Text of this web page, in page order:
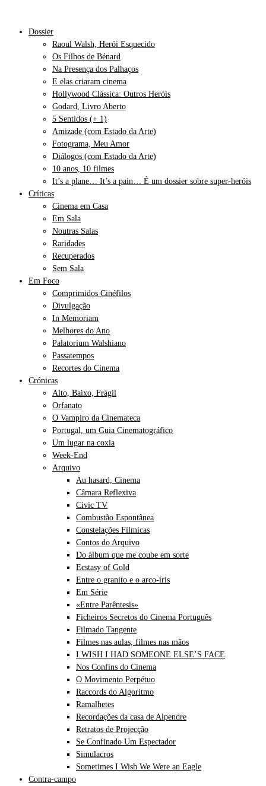
Dossier
Raoul Walsh, Herói Esquecido
Os Filhos de Bénard
Na Presença dos Palhaços
E elas criaram cinema
Hollywood Clássica: Outros Heróis
Godard, Livro Aberto
5 Sentidos (+ 1)
Amizade (com Estado da Arte)
Fotograma, Meu Amor
Diálogos (com Estado da Arte)
10 anos, 10 filmes
It’s a plane… It’s a pain… É um dossier sobre super-heróis
Críticas
Cinema em Casa
Em Sala
Noutras Salas
Raridades
Recuperados
Sem Sala
Em Foco
Comprimidos Cinéfilos
Divulgação
In Memoriam
Melhores do Ano
Palatorium Walshiano
Passatempos
Recortes do Cinema
Crónicas
Alto, Baixo, Frágil
Orfanato
O Vampiro da Cinemateca
Portugal, um Guia Cinematográfico
Um lugar na coxia
Week-End
Arquivo
Au hasard, Cinema
Câmara Reflexiva
Civic TV
Combustão Espontânea
Constelações Fílmicas
Contos do Arquivo
Do álbum que me coube em sorte
Ecstasy of Gold
Entre o granito e o arco-íris
Em Série
«Entre Parêntesis»
Ficheiros Secretos do Cinema Português
Filmado Tangente
Filmes nas aulas, filmes nas mãos
I WISH I HAD SOMEONE ELSE’S FACE
Nos Confins do Cinema
O Movimento Perpétuo
Raccords do Algoritmo
Ramalhetes
Recordações da casa de Alpendre
Retratos de Projecção
Se Confinado Um Espectador
Simulacros
Sometimes I Wish We Were an Eagle
Contra-campo